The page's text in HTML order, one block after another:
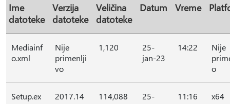
Ime
datoteke
Verzija
datoteke
Veličina
datoteke
Datum Vreme
Mediainf
o.xml
Nije
primenlji
vo
1,120
25-
jan-23
14:22
Nije
o
Setup.ex
2017.14
114,088
25-
11:16 x64